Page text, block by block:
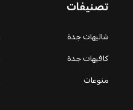
تصنيفات
شاليهات جدة
كافيهات جدة
منوعات